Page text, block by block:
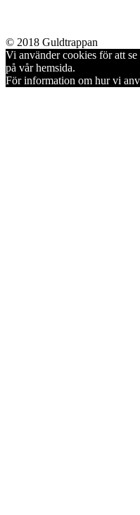
© 2018 Guldtrappan
Vi använder cookies för att
på vår hemsida.
För information om hur vi